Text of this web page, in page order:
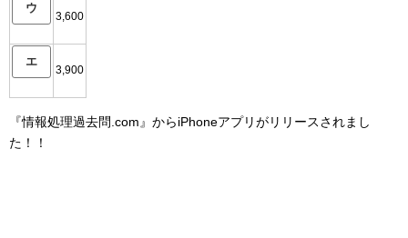
ウ
3,600
エ
3,900
『情報処理過去問.com』からiPhoneアプリがリリースされまし
た！！